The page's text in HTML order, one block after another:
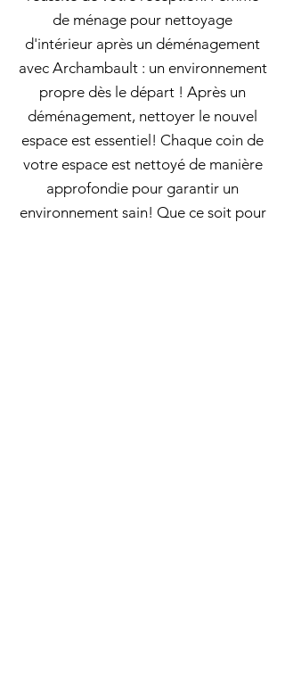
de ménage pour nettoyage
d'intérieur après un déménagement
avec Archambault : un environnement
propre dès le départ ! Après un
déménagement, nettoyer le nouvel
espace est essentiel! Chaque coin de
votre espace est nettoyé de manière
approfondie pour garantir un
environnement sain! Que ce soit pour